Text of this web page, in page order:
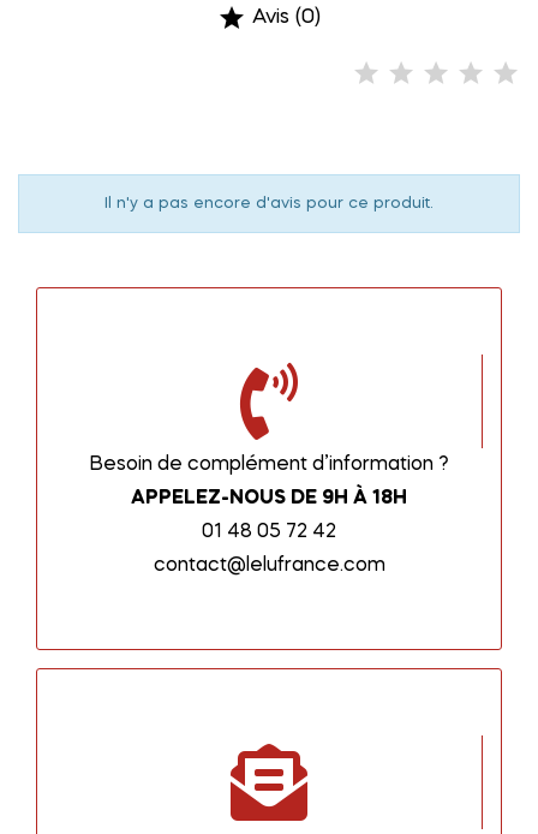
 Avis (0)
Il n'y a pas encore d'avis pour ce produit.
Besoin de complément d’information ?
APPELEZ-NOUS DE 9H À 18H
01 48 05 72 42
contact@lelufrance.com